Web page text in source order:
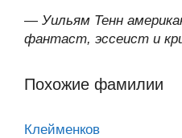
— Уильям Тенн
фантаст, эссеист и
Похожие фамилии
Клейменков